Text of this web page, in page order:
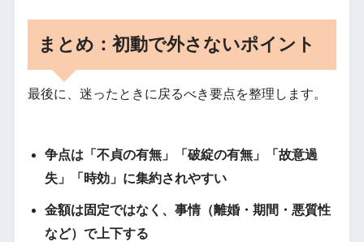
まとめ：初動で外さないポイント
最後に、迷ったときに戻るべき要点を整理します。
争点は「不貞の有無」「破綻の有無」「故意過
失」「時効」に集約されやすい
金額は固定ではなく、事情（離婚・期間・悪質性
など）で上下する